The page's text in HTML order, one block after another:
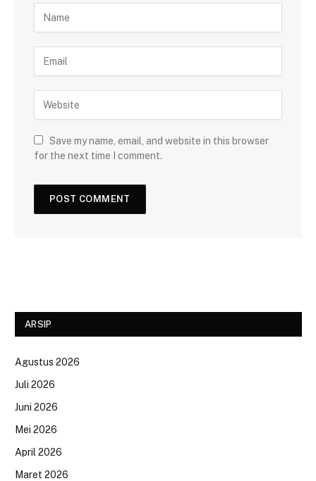
Save my name, email, and website in this browser
for the next time I comment.
ARSIP
Agustus 2026
Juli 2026
Juni 2026
Mei 2026
April 2026
Maret 2026